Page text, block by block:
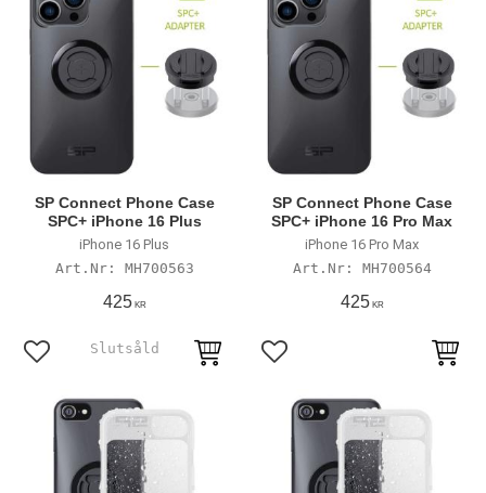
SP Connect Phone Case
SPC+ iPhone 16 Plus
iPhone 16 Plus
MH700563
425KR
Lägg till i favoriter
SP Connect Phone Case
SPC+ iPhone 16 Pro Max
iPhone 16 Pro Max
MH700564
425KR
Lägg till i favoriter